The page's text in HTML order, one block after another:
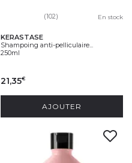
(102) En stock
KERASTASE
Shampoing anti-pelliculaire...
250ml
21,35€
AJOUTER